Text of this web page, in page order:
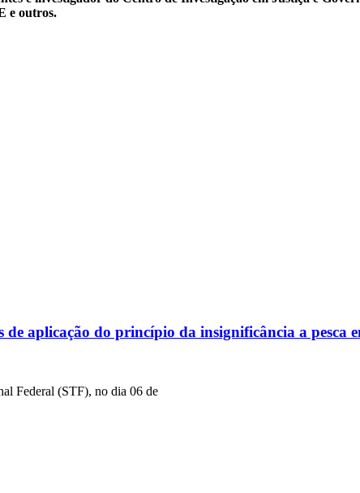
e outros.
aplicação do princípio da insignificância a pesca
Federal (STF), no dia 06 de